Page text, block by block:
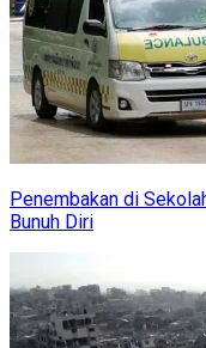
Penembakan di
Bunuh Diri